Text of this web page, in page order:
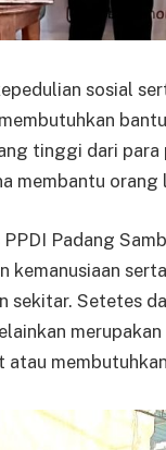
sosial
tinggi dari
membantu orang
Padang
Setetes
atau